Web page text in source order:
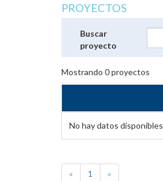
PROYECTOS
Buscar
proyecto
Mostrando 0proyectos
No hay datos disponibles
« 1 »